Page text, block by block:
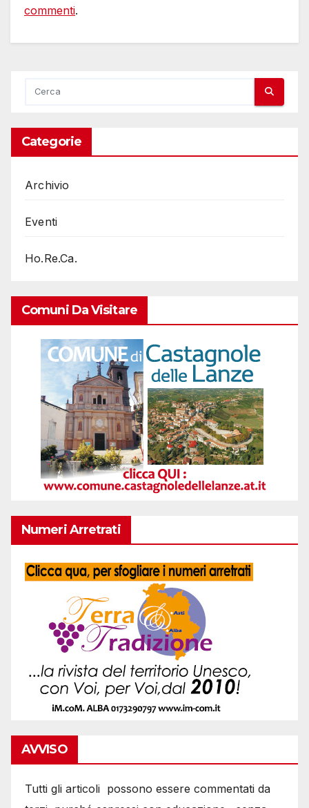
commenti.
Categorie
Archivio
Eventi
Ho.Re.Ca.
Comuni Da Visitare
Numeri Arretrati
AVVISO
Tutti gli articoli possono essere commentati da